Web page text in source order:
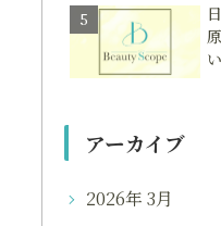
い
アーカイブ
2026年 3月